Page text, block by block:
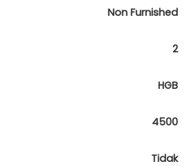
Non Furnished
2
HGB
4500
Tidak